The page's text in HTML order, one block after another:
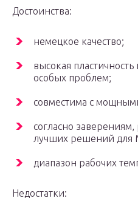
Достоинства:
немецкое качество;
высокая
особых проблем;
совместима с
согласно
лучших решений для
диапазон рабочих
Недостатки: